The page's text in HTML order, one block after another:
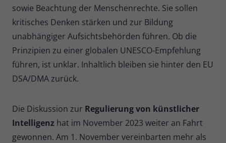
sowie Beachtung der Menschenrechte. Sie sollen
kritisches Denken stärken und zur Bildung
unabhängiger Aufsichtsbehörden führen. Ob die
Prinzipien zu einer globalen UNESCO-Empfehlung
führen, ist unklar. Inhaltlich bleiben sie hinter den EU
DSA/DMA zurück.
Die Diskussion zur Regulierung von künstlicher
Intelligenz hat im November 2023 weiter an Fahrt
gewonnen. Am 1. November vereinbarten mehr als
Name _pk_ses
Anbieter Matomo
Laufzeit 30 Minuten
Kurzlebige Cookies, die zur
Daten für den Besuch verwendet
werden.